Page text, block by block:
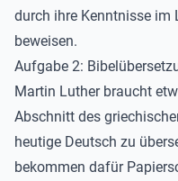
durch ihre Kenntnisse im
beweisen.
Aufgabe 2:
Martin Luther braucht
Abschnitt des
heutige Deutsch zu
bekommen dafür